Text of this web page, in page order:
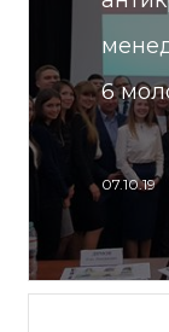
6
07.10.19